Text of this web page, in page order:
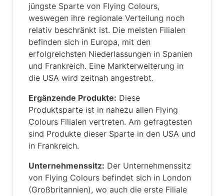
jüngste Sparte von Flying Colours,
weswegen ihre regionale Verteilung noch
relativ beschränkt ist. Die meisten Filialen
befinden sich in Europa, mit den
erfolgreichsten Niederlassungen in Spanien
und Frankreich. Eine Markterweiterung in
die USA wird zeitnah angestrebt.
Ergänzende Produkte: Diese
Produktsparte ist in nahezu allen Flying
Colours Filialen vertreten. Am gefragtesten
sind Produkte dieser Sparte in den USA und
in Frankreich.
Unternehmenssitz: Der Unternehmenssitz
von Flying Colours befindet sich in London
(Großbritannien), wo auch die erste Filiale